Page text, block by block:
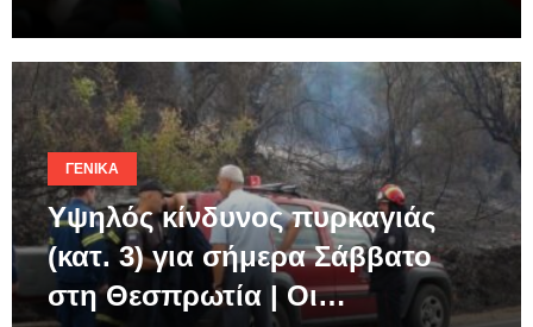
ΓΕΝΙΚΆ
Υψηλός κίνδυνος πυρκαγιάς
(κατ. 3) για σήμερα Σάββατο
στη Θεσπρωτία | Οι…